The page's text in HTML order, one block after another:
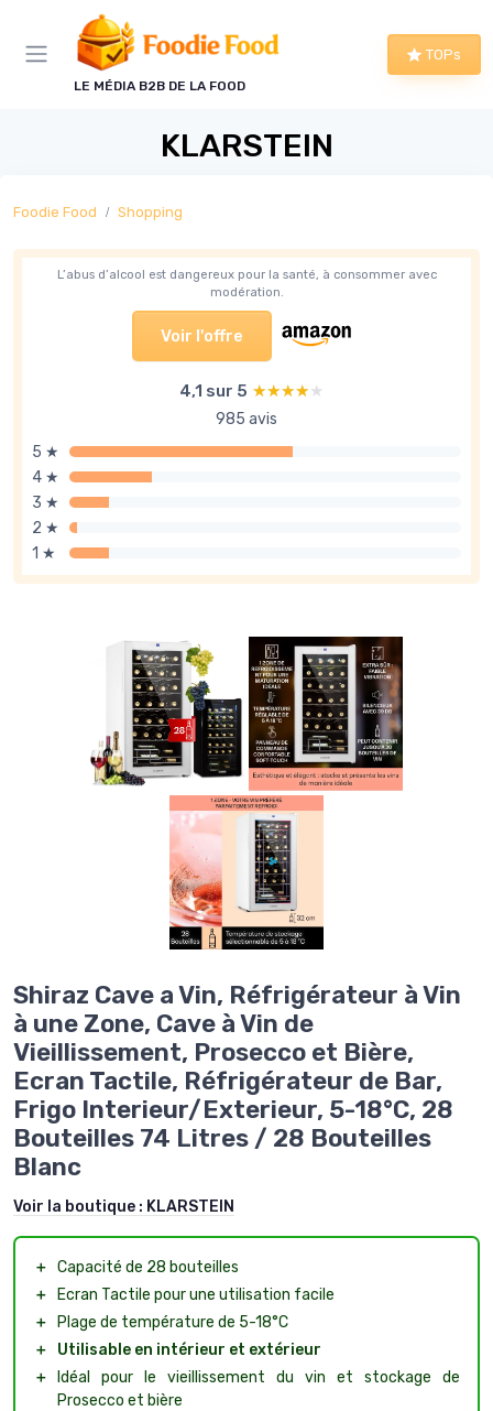
LE MÉDIA B2B DE LA FOOD
TOPs
KLARSTEIN
Foodie Food Shopping
L’abus d’alcool est dangereux pour la santé, à consommer avec
modération.
Voir l'offre
4,1 sur 5 ★★★★★
★★★★★
985 avis
5 ★
4 ★
3 ★
2 ★
1 ★
Shiraz Cave a Vin, Réfrigérateur à Vin
à une Zone, Cave à Vin de
Vieillissement, Prosecco et Bière,
Ecran Tactile, Réfrigérateur de Bar,
Frigo Interieur/Exterieur, 5-18°C, 28
Bouteilles 74 Litres / 28 Bouteilles
Blanc
Voir la boutique : KLARSTEIN
＋ Capacité de 28 bouteilles
＋
Ecran Tactile pour une utilisation facile
＋
Plage de température de 5-18°C
＋
Utilisable en intérieur et extérieur
＋
Idéal pour le vieillissement du vin et stockage de
Prosecco et bière
Panneau de gestion des cookies